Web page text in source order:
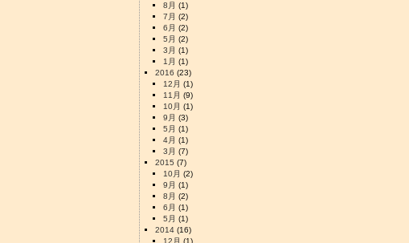
8月 (1)
7月 (2)
6月 (2)
5月 (2)
3月 (1)
1月 (1)
2016 (23)
12月 (1)
11月 (9)
10月 (1)
9月 (3)
5月 (1)
4月 (1)
3月 (7)
2015 (7)
10月 (2)
9月 (1)
8月 (2)
6月 (1)
5月 (1)
2014 (16)
12月 (1)